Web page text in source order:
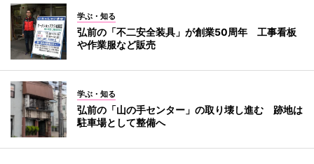
学ぶ・知る
弘前の「不二安全装具」が創業50周年 工事看板
や作業服など販売
学ぶ・知る
弘前の「山の手センター」の取り壊し進む 跡地は
駐車場として整備へ